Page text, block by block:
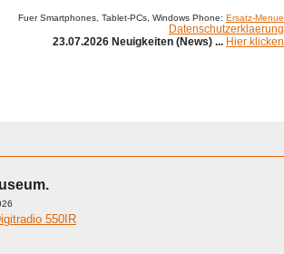
Fuer Smartphones, Tablet-PCs, Windows Phone: Ersatz-Menue
Datenschutzerklaerung
23.07.2026 Neuigkeiten (News) ... Hier klicken
550IR